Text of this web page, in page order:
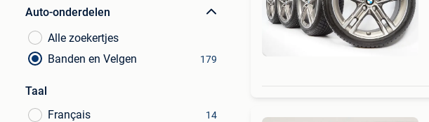
Auto-onderdelen
Alle zoekertjes
Banden en Velgen
179
Taal
Français
14